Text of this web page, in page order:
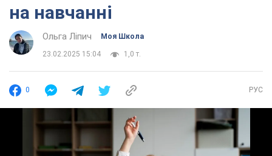
на навчанні
Ольга Ліпич Моя Школа
23.02.2025 15:04 1,0 т.
0 РУС